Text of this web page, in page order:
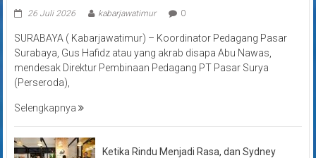
26 Juli 2026 kabarjawatimur 0
SURABAYA ( Kabarjawatimur) – Koordinator Pedagang Pasar
Surabaya, Gus Hafidz atau yang akrab disapa Abu Nawas,
mendesak Direktur Pembinaan Pedagang PT Pasar Surya
(Perseroda),
Selengkapnya
Ketika Rindu Menjadi Rasa, dan Sydney